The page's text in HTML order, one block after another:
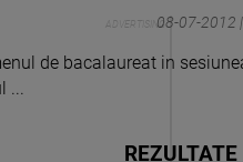
08-07-2012
de bacalaureat in
...